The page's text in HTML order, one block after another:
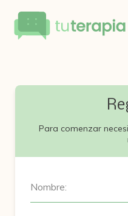
Para comenzar
Nombre: